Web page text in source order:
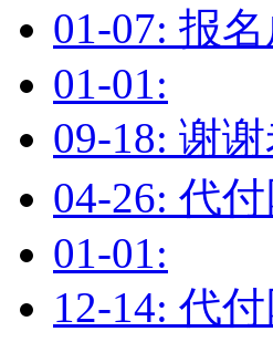
01-07: 报
01-01:
09-18: 谢
04-26: 代
01-01:
12-14: 代